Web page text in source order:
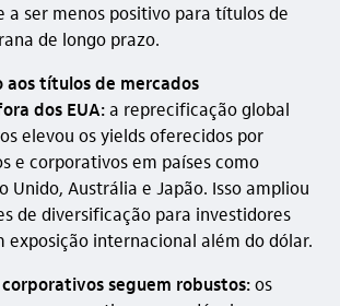
a ser menos positivo para títulos de
de longo prazo.
aos títulos de mercados
dos EUA:a reprecificação global
elevou os yields oferecidos por
e corporativos em países como
Unido, Austrália e Japão. Isso ampliou
de diversificação para investidores
exposição internacional além do dólar.
seguem robustos:os